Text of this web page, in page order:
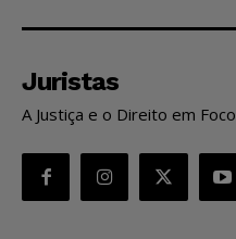
Juristas
A Justiça e o Direito em Foco